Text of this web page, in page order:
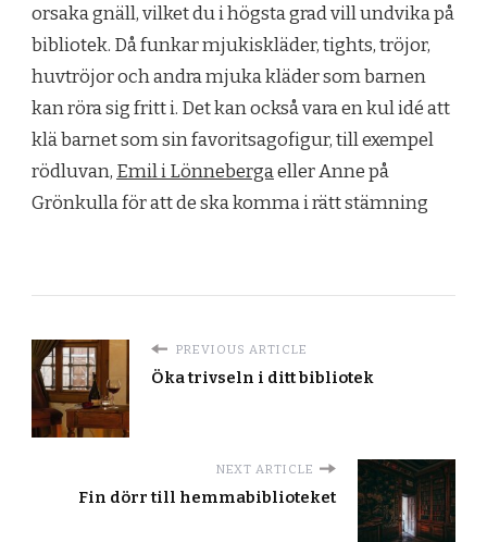
orsaka gnäll, vilket du i högsta grad vill undvika på
bibliotek. Då funkar mjukiskläder, tights, tröjor,
huvtröjor och andra mjuka kläder som barnen
kan röra sig fritt i. Det kan också vara en kul idé att
klä barnet som sin favoritsagofigur, till exempel
rödluvan, Emil i Lönnebergaeller Anne på
Grönkulla för att de ska komma i rätt stämning
PREVIOUS ARTICLE
Öka trivseln i ditt bibliotek
NEXT ARTICLE
Fin dörr till hemmabiblioteket